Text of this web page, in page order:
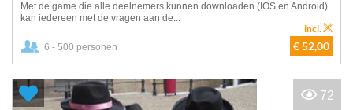
Met de game die alle deelnemers kunnen downloaden (IOS en Android)
kan iedereen met de vragen aan de...
6 - 500 personen € 52,00
incl.
72